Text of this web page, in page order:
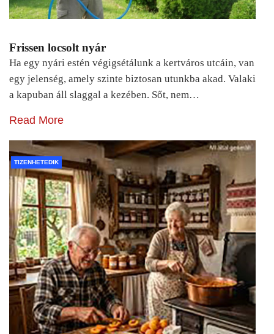
Frissen locsolt nyár
Ha egy nyári estén végigsétálunk a kertváros utcáin, van
egy jelenség, amely szinte biztosan utunkba akad. Valaki
a kapuban áll slaggal a kezében. Sőt, nem…
Read More
TIZENHETEDIK